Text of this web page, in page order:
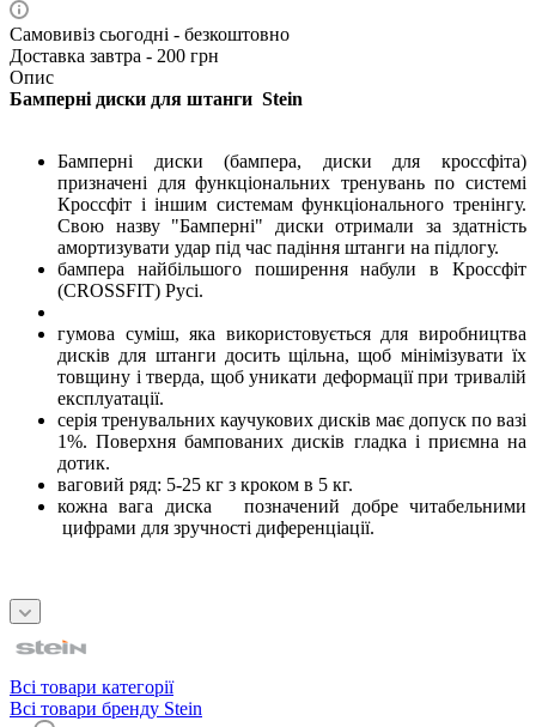
Самовивіз сьогодні - безкоштовно
Доставка завтра - 200 грн
Опис
Бамперні диски для штанги Stein
Бамперні диски (бампера, диски для кроссфіта)
призначені для функціональних тренувань по системі
Кроссфіт і іншим системам функціонального тренінгу.
Свою назву "Бамперні" диски отримали за здатність
амортизувати удар під час падіння штанги на підлогу.
бампера найбільшого поширення набули в Кроссфіт
(CROSSFIT) Русі.
гумова суміш, яка використовується для виробництва
дисків для штанги досить щільна, щоб мінімізувати їх
товщину і тверда, щоб уникати деформації при тривалій
експлуатації.
серія тренувальних каучукових дисків має допуск по вазі
1%. Поверхня бампованих дисків гладка і приємна на
дотик.
ваговий ряд: 5-25 кг з кроком в 5 кг.
кожна вага диска позначений добре читабельними
цифрами для зручності диференціації.
Всі товари категорії
Всі товари бренду Stein